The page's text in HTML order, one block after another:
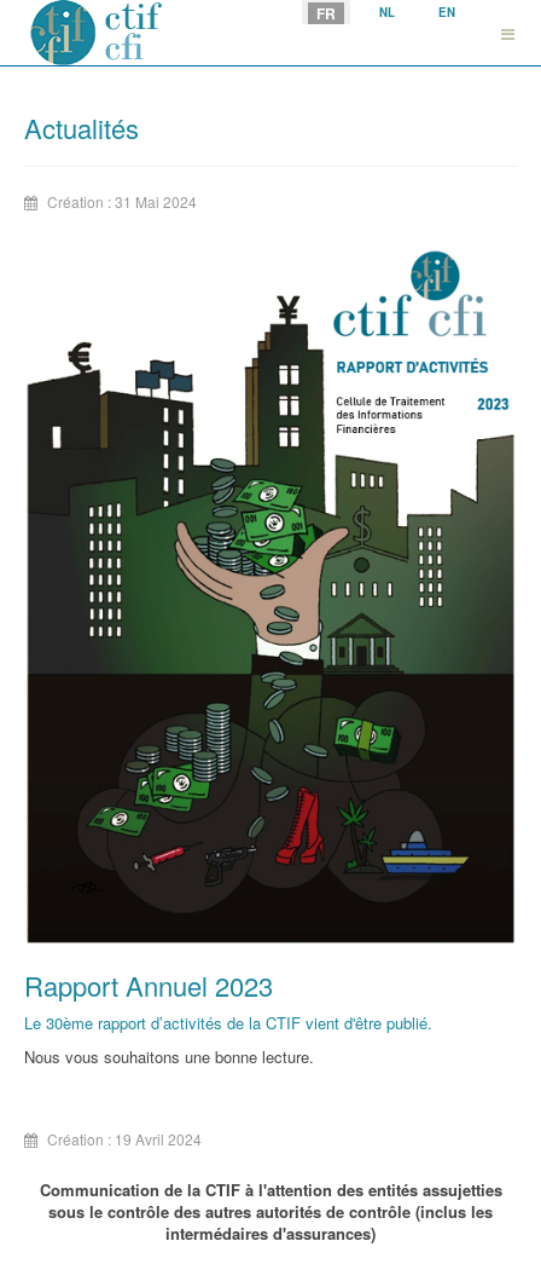
Sélectionnez votre langue
FR NL EN
Actualités
Création : 31 Mai 2024
Rapport Annuel 2023
Le 30ème rapport d’activités de la CTIF vient d'être publié.
Nous vous souhaitons une bonne lecture.
Création : 19 Avril 2024
Communication de la CTIF à l'attention des entités assujetties
sous le contrôle des autres autorités de contrôle (inclus les
intermédaires d'assurances)